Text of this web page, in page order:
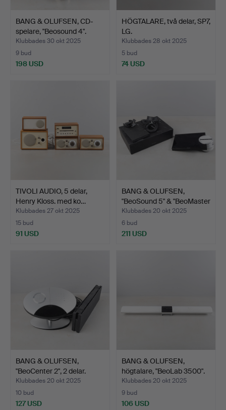
BANG & OLUFSEN, CD-
spelare, "Beosound 4".
Klubbades 30 okt 2025
9 bud
198 USD
HÖGTALARE, två delar, SP7,
LG.
Klubbades 28 okt 2025
5 bud
74 USD
TIVOLI AUDIO, 5 delar,
Henry Kloss. med ko…
Klubbades 27 okt 2025
15 bud
91 USD
BANG & OLUFSEN,
"BeoSound 5" & "BeoMaster
…
Klubbades 20 okt 2025
6 bud
211 USD
BANG & OLUFSEN,
"BeoCenter 2", 2 delar.
Klubbades 20 okt 2025
10 bud
127 USD
BANG & OLUFSEN,
högtalare, "BeoLab 3500".
Klubbades 20 okt 2025
9 bud
106 USD